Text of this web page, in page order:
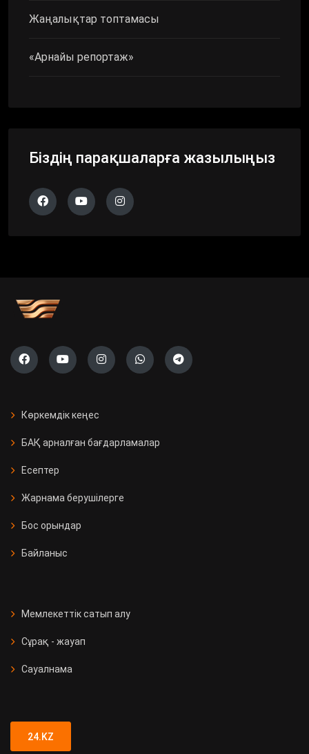
Жаңалықтар топтамасы
«Арнайы репортаж»
Біздің парақшаларға жазылыңыз
Көркемдік кеңес
БАҚ арналған бағдарламалар
Есептер
Жарнама берушілерге
Бос орындар
Байланыс
Мемлекеттік сатып алу
Сұрақ - жауап
Сауалнама
24.KZ